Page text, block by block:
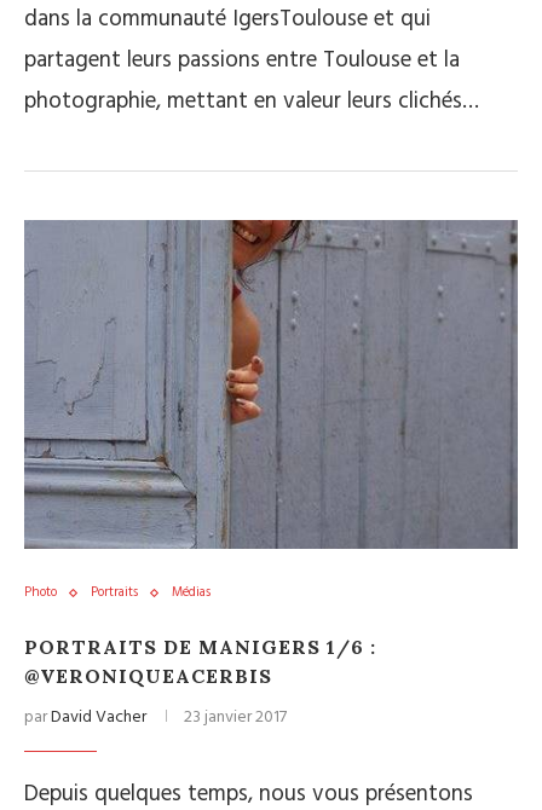
dans la communauté IgersToulouse et qui
partagent leurs passions entre Toulouse et la
photographie, mettant en valeur leurs clichés…
Photo Portraits Médias
PORTRAITS DE MANIGERS 1/6 :
@VERONIQUEACERBIS
parDavid Vacher 23 janvier 2017
Depuis quelques temps, nous vous présentons